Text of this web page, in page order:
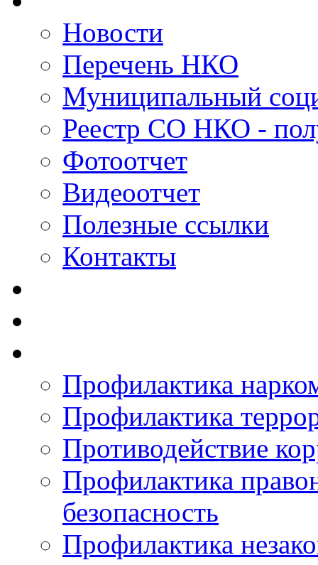
Новости
Перечень НКО
Муниципальный
Реестр СО НКО -
Фотоотчет
Видеоотчет
Полезные ссылки
Контакты
Профилактика
Профилактика
Противодействие
Профилактика
безопасность
Профилактика